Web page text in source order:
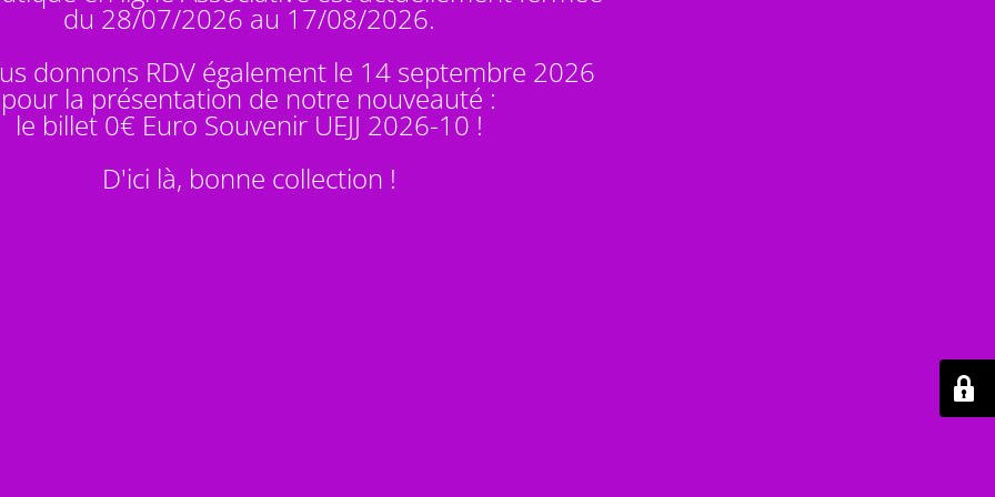
du 28/07/2026 au 17/08/2026.
donnons RDV également le 14 septembre 2026
pour la présentation de notre nouveauté :
le billet 0€ Euro Souvenir UEJJ 2026-10 !
D'ici là, bonne collection !